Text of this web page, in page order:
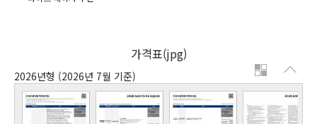
가격표(jpg)
2026년형 (2026년 7월 기준)